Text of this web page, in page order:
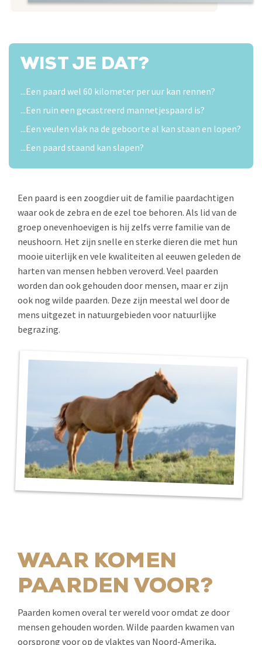
WIST JE DAT?
...Een paard wel 60 kilometer per uur kan rennen?
...Een ruin een gecastreerd mannetjespaard is?
...Een veulen vlak na de geboorte al kan staan en lopen?
...Een paard staand kan slapen?
Een paard is een zoogdier uit de familie paardachtigen
waar ook de zebra en de ezel toe behoren. Als lid van de
groep onevenhoevigen is hij zelfs verre familie van de
neushoorn. Het zijn snelle en sterke dieren die met hun
mooie uiterlijk en vele kwaliteiten al eeuwen geleden de
harten van mensen hebben veroverd. Veel paarden
worden dan ook gehouden door mensen, maar er zijn
ook nog wilde paarden. Deze zijn meestal wel door de
mens uitgezet in natuurgebieden voor natuurlijke
begrazing.
WAAR KOMEN
PAARDEN VOOR?
Paarden komen overal ter wereld voor omdat ze door
mensen gehouden worden. Wilde paarden kwamen van
oorsprong voor op de vlaktes van Noord-Amerika,